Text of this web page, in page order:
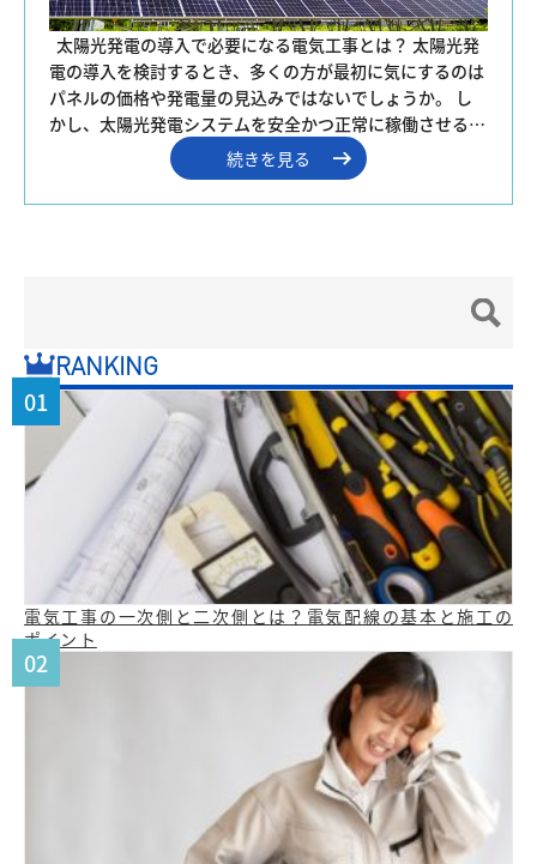
太陽光発電の導入で必要になる電気工事とは？ 太陽光発
電の導入を検討するとき、多くの方が最初に気にするのは
パネルの価格や発電量の見込みではないでしょうか。 し
かし、太陽光発電システムを安全かつ正常に稼働させる…
続きを見る
RANKING
電気工事の一次側と二次側とは？電気配線の基本と施工の
ポイント